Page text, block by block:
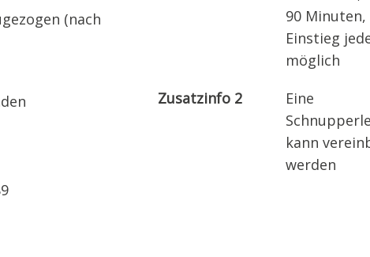
(nach
90 Minuten,
Einstieg
möglich
Zusatzinfo 2
Eine
kann
werden